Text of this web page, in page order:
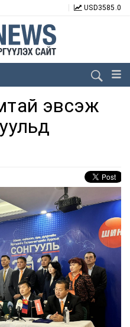
USD3585.0
эвсэж